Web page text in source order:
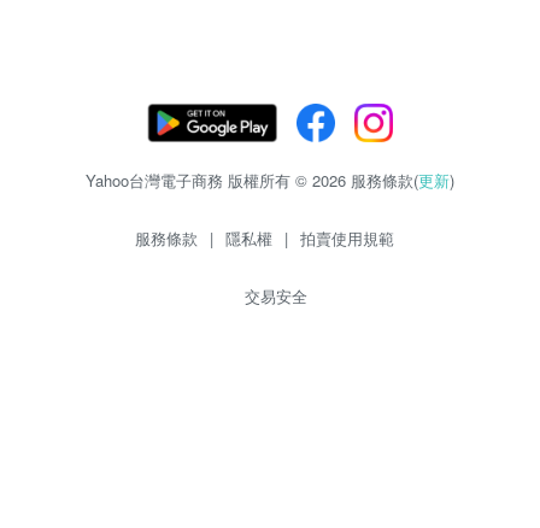
Yahoo台灣電子商務 版權所有 © 2026 服務條款(更新)
服務條款 | 隱私權 | 拍賣使用規範
交易安全